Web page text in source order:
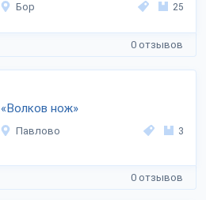
Бор 25
0 отзывов
«Волков нож»
Павлово 3
0 отзывов